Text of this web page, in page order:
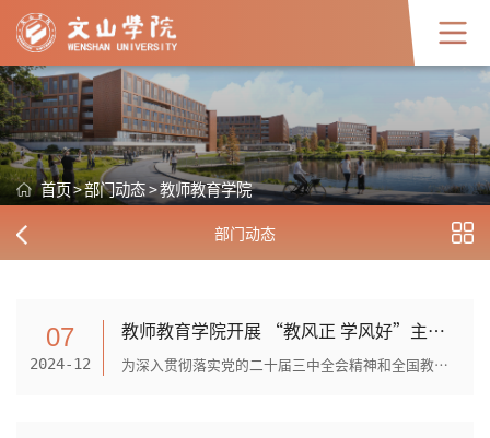
首页>部门动态>教师教育学院
部门动态
07
2024-12
教师教育学院开展 “教风正 学风好”主题教育月建设活动
为深入贯彻落实党的二十届三中全会精神和全国教育大会精神，落实学校关于进一步加强教风学风建设的要求，从严治教 、从严治学，教师教育学院于2024年12月6日下午举行2024年“教风...